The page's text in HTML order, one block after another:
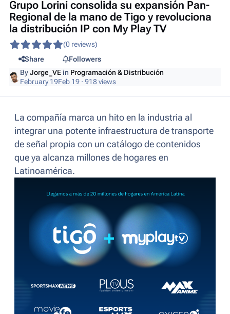
Grupo Lorini consolida su expansión Pan-
Regional de la mano de Tigo y revoluciona
la distribución IP con My Play TV
(0 reviews)
Share
Followers
ByJorge_VE in Programación & Distribución
February 19Feb 19 · 918 views
La compañía marca un hito en la industria al
integrar una potente infraestructura de transporte
de señal propia con un catálogo de contenidos
que ya alcanza millones de hogares en
Latinoamérica.